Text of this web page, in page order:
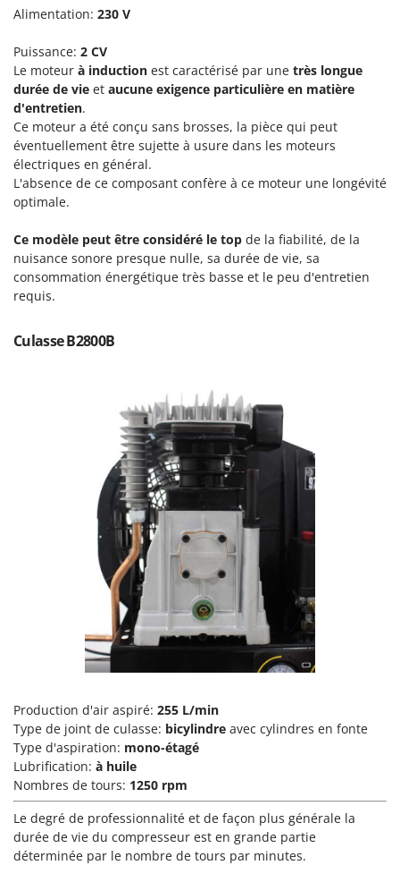
Scies alternatives à batterie
Sécateurs électriques à batterie
Sécateurs et Échenilloirs manuels
Sécateurs pneumatiques
Semoirs et Épandeurs d'engrais
Socs pour tracteur
Souffleurs aspirateurs pour Feuilles
Soufreuses - Poudreuses pour tracteur
T
Taille-haies
Tarières
Tondeuses autoportées
Tondeuses débroussailleuses thermiques
Trancheuses
Trancheuses de sol
Transpalettes
Treuils de débardage
Tronçonneuses
Vêtements de Sécurité
Vibroculteurs à tracteur
Intex
ITM
J JOLLY ITALIA
K
KAAZ
Karcher
Kemper
Keter
KitchenAid
Komo
Lampacrescia - MGM
LAR Casalinghi
Linea VZ
Lotusgrill
Macom
Macte Ovens
Makita
MAMMAMIA
Marcato
Marina Systems
Master
Mastercook
Masterpro
Alimentation: 230 V
Puissance: 2 CV
Le moteur à induction est caractérisé par une très longue
durée de vie et aucune exigence particulière en matière
d'entretien.
Ce moteur a été conçu sans brosses, la pièce qui peut
éventuellement être sujette à usure dans les moteurs
électriques en général.
L'absence de ce composant confère à ce moteur une longévité
optimale.
Ce modèle peut être considéré le top de la fiabilité, de la
nuisance sonore presque nulle, sa durée de vie, sa
consommation énergétique très basse et le peu d'entretien
requis.
Culasse B2800B
Production d'air aspiré: 255 L/min
Type de joint de culasse: bicylindre avec cylindres en fonte
Type d'aspiration: mono-étagé
Lubrification: à huile
Nombres de tours: 1250 rpm
Le degré de professionnalité et de façon plus générale la
durée de vie du compresseur est en grande partie
déterminée par le nombre de tours par minutes.